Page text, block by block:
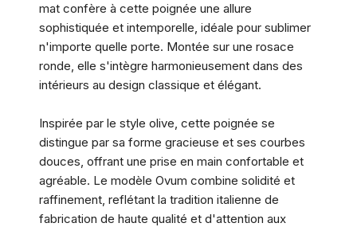
mat confère à cette poignée une allure
sophistiquée et intemporelle, idéale pour sublimer
n'importe quelle porte. Montée sur une rosace
ronde, elle s'intègre harmonieusement dans des
intérieurs au design classique et élégant.
Inspirée par le style olive, cette poignée se
distingue par sa forme gracieuse et ses courbes
douces, offrant une prise en main confortable et
agréable. Le modèle Ovum combine solidité et
raffinement, reflétant la tradition italienne de
fabrication de haute qualité et d'attention aux